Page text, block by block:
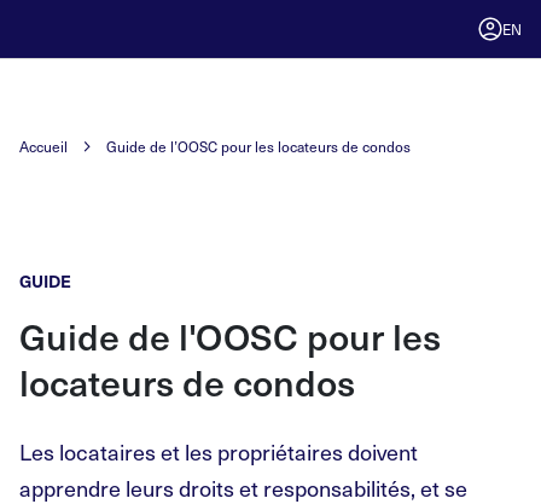
EN
Accueil Guide de l’OOSC pour les locateurs de condos
GUIDE
Guide de l'OOSC pour les
locateurs de condos
Les locataires et les propriétaires doivent
apprendre leurs droits et responsabilités, et se